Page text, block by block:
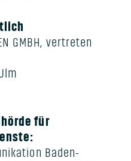
GMBH, vertreten
für
Baden-